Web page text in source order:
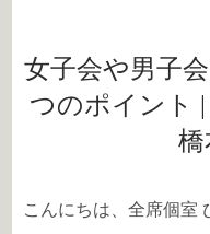
女子会や男子
つのポイント
橋
こんにちは、全席個室